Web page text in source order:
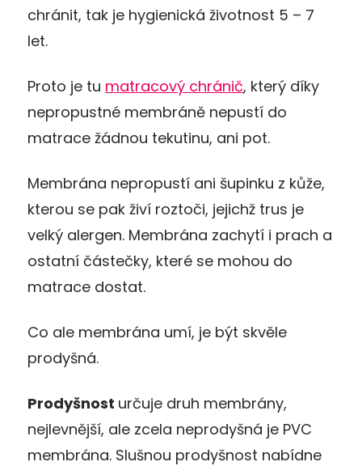
chránit, tak je hygienická životnost 5 – 7
let.
Proto je tu matracový chránič, který díky
nepropustné membráně nepustí do
matrace žádnou tekutinu, ani pot.
Membrána nepropustí ani šupinku z kůže,
kterou se pak živí roztoči, jejichž trus je
velký alergen. Membrána zachytí i prach a
ostatní částečky, které se mohou do
matrace dostat.
Co ale membrána umí, je být skvěle
prodyšná.
Prodyšnost určuje druh membrány,
nejlevnější, ale zcela neprodyšná je PVC
membrána. Slušnou prodyšnost nabídne